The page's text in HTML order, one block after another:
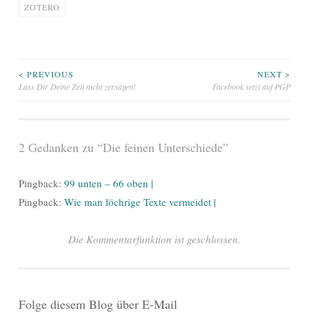
ZOTERO
Beitragsnavigation
< PREVIOUS
Lass Dir Deine Zeit nicht zersägen!
NEXT >
Facebook setzt auf PGP
2 Gedanken zu “Die feinen Unterschiede”
Pingback: 99 unten – 66 oben |
Pingback: Wie man löchrige Texte vermeidet |
Die Kommentarfunktion ist geschlossen.
Folge diesem Blog über E-Mail